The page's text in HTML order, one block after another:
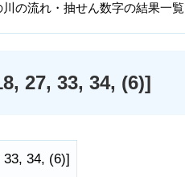
の流れ・抽せん数字の結果一覧
27, 33, 34, (6)]
33, 34, (6)]